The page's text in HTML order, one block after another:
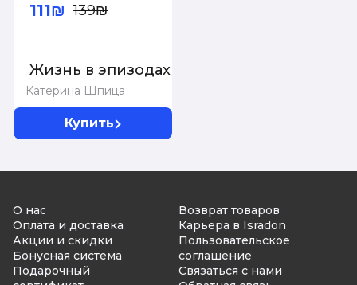
Катерина Шпица
Жизнь в эпизодах
111₪ 139₪
Купить
О нас
Оплата и доставка
Акции и скидки
Бонусная система
Подарочный
Возврат товаров
Карьера в Isradon
Пользовательское
соглашение
Связаться с нами